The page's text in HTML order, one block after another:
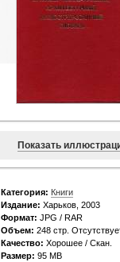
Показать
Категория: Книги
Издание: Харьков, 2003
Формат: JPG / RAR
Объем: 248 стр.
Качество: Хорошее / Скан.
Размер: 95 MB